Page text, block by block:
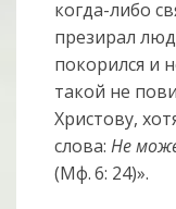
когда-либо
презирал
покорился и
такой не
Христову,
слова:Не
(Мф. 6: 24)».